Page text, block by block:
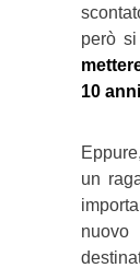
però
10
Eppure,
un